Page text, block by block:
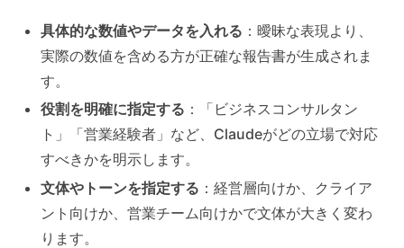
具体的な数値やデータを入れる ：曖昧な表現より、
実際の数値を含める方が正確な報告書が生成されま
す。
役割を明確に指定する ：「ビジネスコンサルタン
ト」「営業経験者」など、Claudeがどの立場で対応
すべきかを明示します。
文体やトーンを指定する ：経営層向けか、クライア
ント向けか、営業チーム向けかで文体が大きく変わ
ります。